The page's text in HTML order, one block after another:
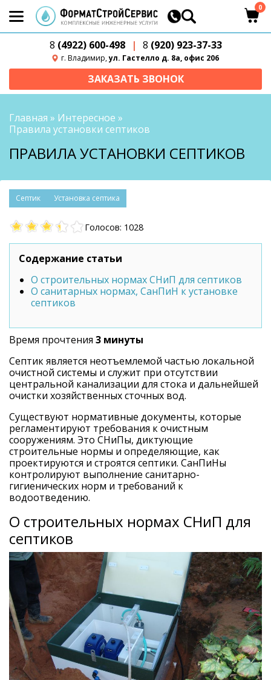
8 (4922) 600-498 | 8 (920) 923-37-33
г. Владимир,ул. Гастелло д. 8а, офис 206
0
ЗАКАЗАТЬ ЗВОНОК
Главная » Интересное »
Правила установки септиков
ПРАВИЛА УСТАНОВКИ СЕПТИКОВ
септик установка септика
Голосов: 1028
Содержание статьи
О строительных нормах СНиП для септиков
О санитарных нормах, СанПиН к установке
септиков
Время прочтения 3 минуты
Септик является неотъемлемой частью локальной
очистной системы и служит при отсутствии
центральной канализации для стока и дальнейшей
очистки хозяйственных сточных вод.
Существуют нормативные документы, которые
регламентируют требования к очистным
сооружениям. Это СНиПы, диктующие
строительные нормы и определяющие, как
проектируются и строятся септики. СанПиНы
контролируют выполнение санитарно-
гигиенических норм и требований к
водоотведению.
О строительных нормах СНиП для
септиков